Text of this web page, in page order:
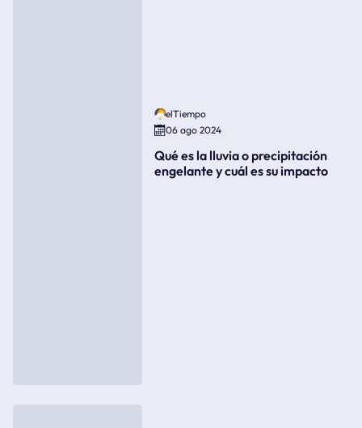
elTiempo
06 ago 2024
Qué es la lluvia o precipitación
engelante y cuál es su impacto